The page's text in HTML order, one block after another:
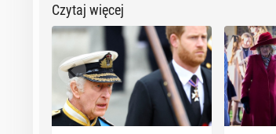
Czytaj więcej